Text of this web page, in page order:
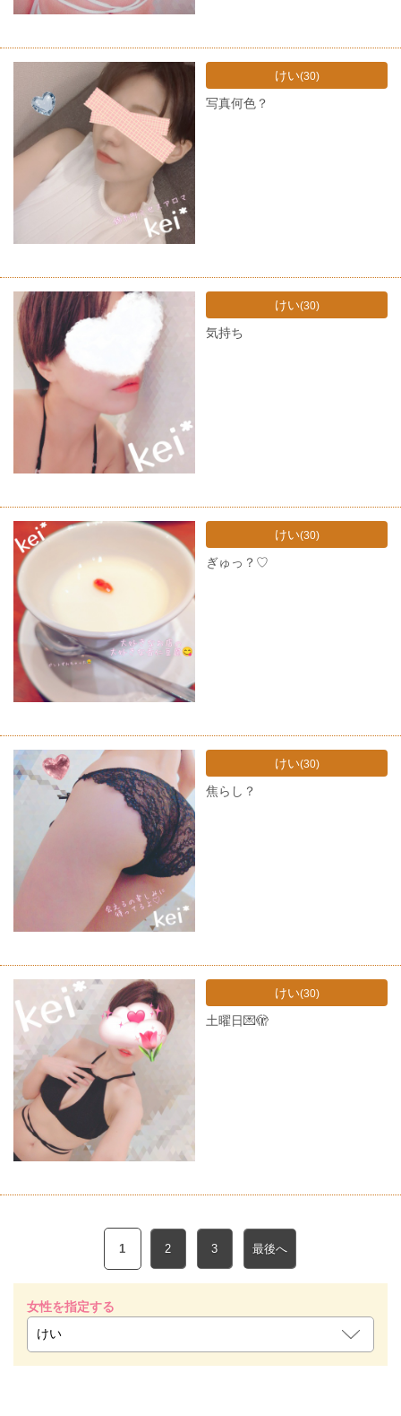
けい(30)
写真何色？
けい(30)
気持ち
けい(30)
ぎゅっ？♡
けい(30)
焦らし？
けい(30)
土曜日💌🫣
1 2 3 最後へ
女性を指定する